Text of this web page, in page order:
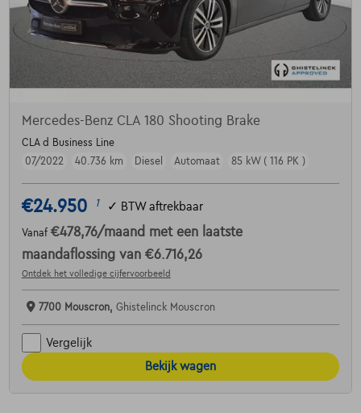
Mercedes-Benz CLA 180 Shooting Brake
CLA d Business Line
07/2022
40.736 km Diesel Automaat 85 kW ( 116 PK )
€24.950 1 ✓ BTW aftrekbaar
Vanaf €478,76/maand met een laatste
maandaflossing van €6.716,26
Ontdek het volledige cijfervoorbeeld
7700 Mouscron, Ghistelinck Mouscron
Vergelijk
Bekijk wagen